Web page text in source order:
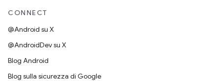
CONNECT
@Android su X
@AndroidDev su X
Blog Android
Blog sulla sicurezza di Google